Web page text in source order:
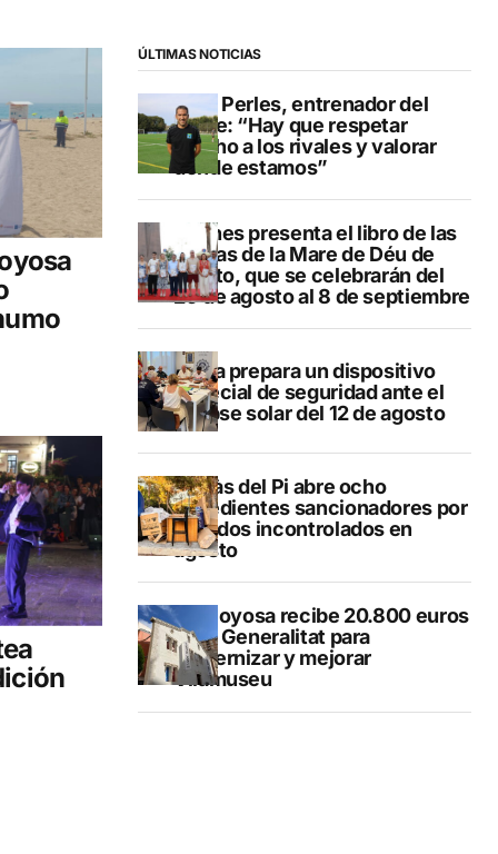
ÚLTIMAS NOTICIAS
Pere Perles, entrenador del
Calpe: “Hay que respetar
mucho a los rivales y valorar
dónde estamos”
Duanes presenta el libro de las
fiestas de la Mare de Déu de
Loreto, que se celebrarán del
29 de agosto al 8 de septiembre
Xàbia prepara un dispositivo
especial de seguridad ante el
eclipse solar del 12 de agosto
L’Alfàs del Pi abre ocho
expedientes sancionadores por
vertidos incontrolados en
agosto
Villajoyosa recibe 20.800 euros
de la Generalitat para
modernizar y mejorar
Vilamuseu